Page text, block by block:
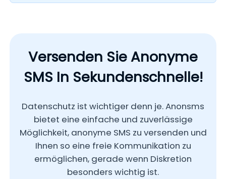
Versenden Sie Anonyme
SMS In Sekundenschnelle!
Datenschutz ist wichtiger denn je. Anonsms
bietet eine einfache und zuverlässige
Möglichkeit, anonyme SMS zu versenden und
Ihnen so eine freie Kommunikation zu
ermöglichen, gerade wenn Diskretion
besonders wichtig ist.